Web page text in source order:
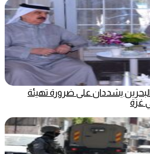
يشددان على ضرورة تهيئة
غزة